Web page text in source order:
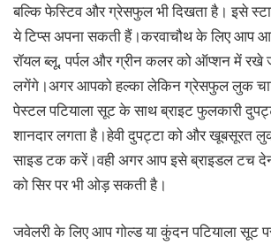
बल्कि फेस्टिव और ग्रेसफुल भी दिखता है। इसे
ये टिप्स अपना सकती हैं।करवाचौथ के लिए आप
रॉयल ब्लू, पर्पल और ग्रीन कलर को ऑप्शन में रखे
लगेंगे।अगर आपको हल्का लेकिन ग्रेसफुल लुक
पेस्टल पटियाला सूट के साथ ब्राइट फुलकारी
शानदार लगता है।हेवी दुपट्टा को और खूबसूरत
साइड टक करें।वही अगर आप इसे ब्राइडल टच
को सिर पर भी ओड़ सकती है।
जवेलरी के लिए आप गोल्ड या कुंदन पटियाला सूट